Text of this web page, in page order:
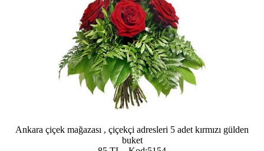
Ankara çiçek mağazası , çiçekçi adresleri 5 adet kırmızı gülden
buket